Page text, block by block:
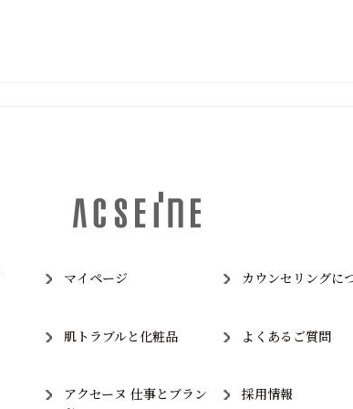
マイページ カウンセリングに
肌トラブルと化粧品 よくあるご質問
アクセーヌ 仕事とブラン
採用情報